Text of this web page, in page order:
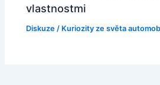
vlastnostmi
Diskuze / Kuriozity ze světa